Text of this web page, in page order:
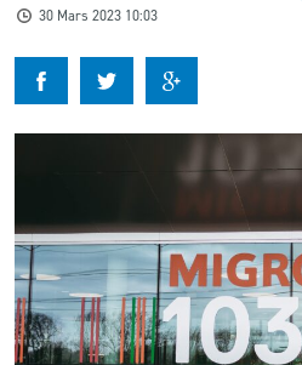
BILLETTERIE
FANS
BUSINESS
RESTAURATION
CLUB
30 Mars 2023 10:03